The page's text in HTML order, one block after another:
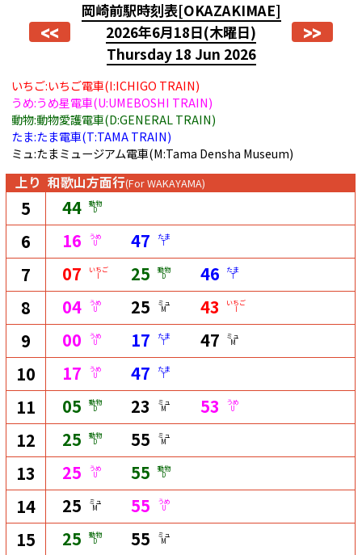
<<
岡崎前駅時刻表[OKAZAKIMAE]
2026年6月18日(木曜日)
Thursday 18 Jun 2026
>>
いちご:いちご電車(I:ICHIGO TRAIN)
うめ:うめ星電車(U:UMEBOSHI TRAIN)
動物:動物愛護電車(D:GENERAL TRAIN)
たま:たま電車(T:TAMA TRAIN)
ミュ:たまミュージアム電車(M:Tama Densha Museum)
上り 和歌山方面行(For WAKAYAMA)
5 44 動物
D
6 16 うめ
U 47 たま
T
7 07 いちご
I 25 動物
D 46 たま
T
8 04 うめ
U 25 ミュ
M 43 いちご
I
9 00 うめ
U 17 たま
T 47 ミュ
M
10 17 うめ
U 47 たま
T
11 05 動物
D 23 ミュ
M 53 うめ
U
12 25 動物
D 55 ミュ
M
13 25 うめ
U 55 動物
D
14 25 ミュ
M 55 うめ
U
15 25 動物
D 55 ミュ
M